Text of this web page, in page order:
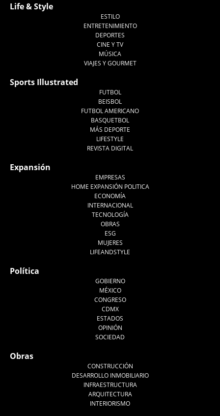
Life & Style
ESTILO
ENTRETENIMIENTO
DEPORTES
CINE Y TV
MÚSICA
VIAJES Y GOURMET
Sports Illustrated
FUTBOL
BEISBOL
FUTBOL AMERICANO
BASQUETBOL
MÁS DEPORTE
LIFESTYLE
REVISTA DIGITAL
Expansión
EMPRESAS
HOME EXPANSIÓN POLITICA
ECONOMÍA
INTERNACIONAL
TECNOLOGÍA
OBRAS
ESG
MUJERES
LIFEANDSTYLE
Política
GOBIERNO
MÉXICO
CONGRESO
CDMX
ESTADOS
OPINIÓN
SOCIEDAD
Obras
CONSTRUCCIÓN
DESARROLLO INMOBILIARIO
INFRAESTRUCTURA
ARQUITECTURA
INTERIORISMO